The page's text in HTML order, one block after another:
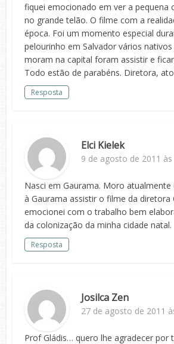
fiquei emocionado em ver a pequena
no grande telão. O filme com a
época. Foi um momento especial
pelourinho em Salvador vários
moram na capital foram assistir e
Todo estão de parabéns. Diretora,
Resposta
Elci Kielek
9 de agosto de 2011 às
Nasci em Gaurama. Moro atualmente
à Gaurama assistir o filme da diretora
emocionei com o trabalho bem
da colonização da minha cidade natal.
Resposta
Josilca Zen
27 de agosto de 2011
Prof Gládis… quero lhe agradecer por